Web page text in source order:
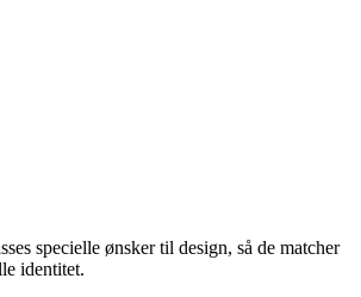
specielle ønsker til design, så de matcher
identitet.